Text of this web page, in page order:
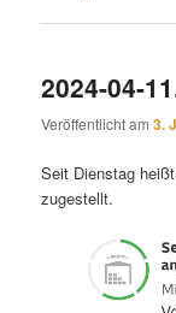
2024-04-
Veröffentlicht am3.
Seit Dienstag
zugestellt.